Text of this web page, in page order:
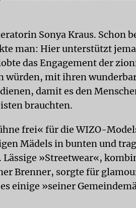
Sonya Kraus. Schon
man: Hier unterstützt
das Engagement der
würden, mit ihren
damit es den
brauchten.
frei« für die WIZO-
Mädels in bunten und
Lässige »Streetwear«,
Brenner, sorgte für
einige »seiner